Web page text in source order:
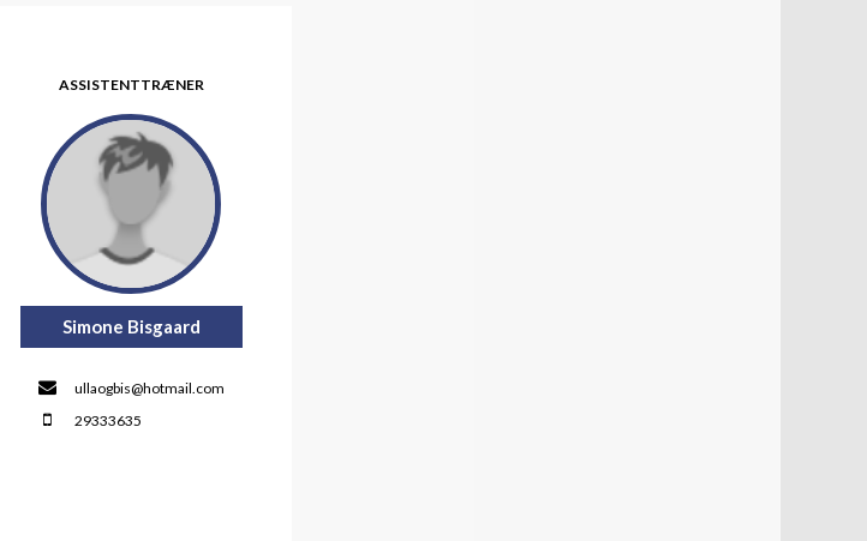
ASSISTENTTRÆNER
Simone Bisgaard
ullaogbis@hotmail.com
29333635